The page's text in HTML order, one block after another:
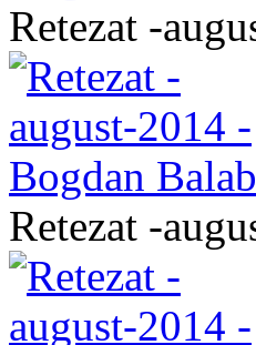
Retezat -
Retezat -